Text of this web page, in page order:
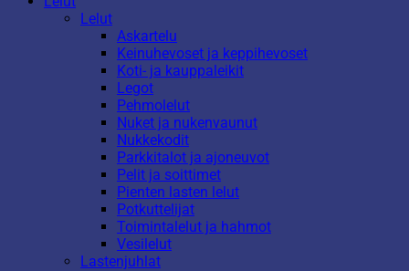
Lelut
Askartelu
Keinuhevoset ja keppihevoset
Koti- ja kauppaleikit
Legot
Pehmolelut
Nuket ja nukenvaunut
Nukkekodit
Parkkitalot ja ajoneuvot
Pelit ja soittimet
Pienten lasten lelut
Potkuttelijat
Toimintalelut ja hahmot
Vesilelut
Lastenjuhlat